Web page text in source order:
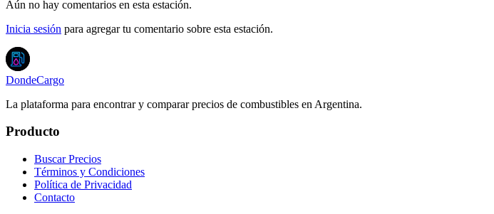
Aún no hay comentarios en esta estación.
Inicia sesión para agregar tu comentario sobre esta estación.
DondeCargo
La plataforma para encontrar y comparar precios de combustibles en Argentina.
Producto
Buscar Precios
Términos y Condiciones
Política de Privacidad
Contacto